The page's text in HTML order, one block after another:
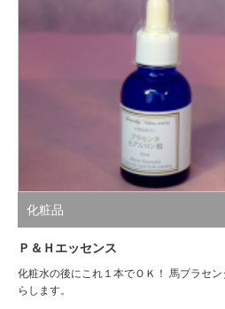
化粧品
Ｐ＆Ｈエッセンス
化粧水の後にこれ１本でＯＫ！ 馬プラセ
らします。